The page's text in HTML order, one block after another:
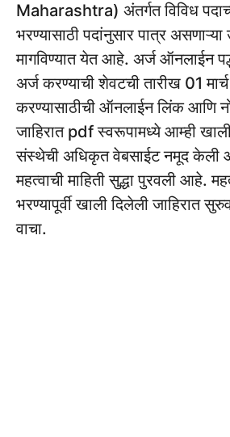
Maharashtra) अंतर्गत विविध
भरण्यासाठी पदांनुसार पात्र
मागविण्यात येत आहे. अर्ज ऑनलाईन
अर्ज करण्याची शेवटची तारीख 01
करण्यासाठीची ऑनलाईन लिंक आणि
जाहिरात pdf स्वरूपामध्ये आम्ही
संस्थेची अधिकृत वेबसाईट नमूद केली
महत्वाची माहिती सुद्धा पुरवली आहे.
भरण्यापूर्वी खाली दिलेली जाहिरात
वाचा.